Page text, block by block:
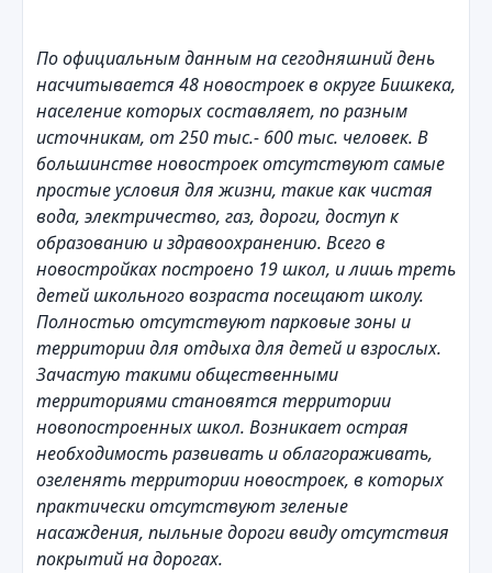
По официальным данным на сегодняшний день
насчитывается 48 новостроек в округе Бишкека,
население которых составляет, по разным
источникам, от 250 тыс.- 600 тыс. человек. В
большинстве новостроек отсутствуют самые
простые условия для жизни, такие как чистая
вода, электричество, газ, дороги, доступ к
образованию и здравоохранению. Всего в
новостройках построено 19 школ, и лишь треть
детей школьного возраста посещают школу.
Полностью отсутствуют парковые зоны и
территории для отдыха для детей и взрослых.
Зачастую такими общественными
территориями становятся территории
новопостроенных школ. Возникает острая
необходимость развивать и облагораживать,
озеленять территории новостроек, в которых
практически отсутствуют зеленые
насаждения, пыльные дороги ввиду отсутствия
покрытий на дорогах.